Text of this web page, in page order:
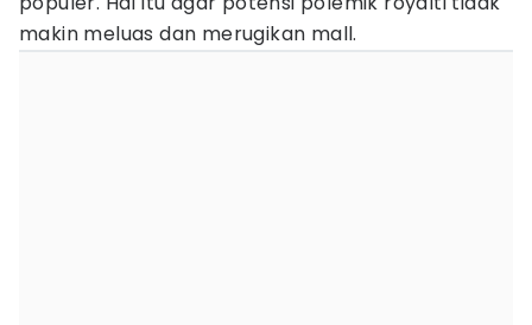
makin meluas dan merugikan mall.